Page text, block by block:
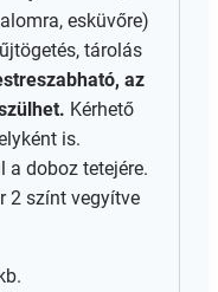
esküvőre)
tárolás
az
Kérhető
is.
a doboz tetejére.
2 színt vegyítve